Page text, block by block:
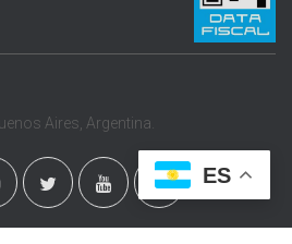
Aires, Argentina.
ES